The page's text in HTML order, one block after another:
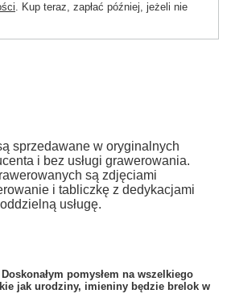
. Kup teraz, zapłać później, jeżeli nie
sprzedawane w oryginalnych
i bez usługi grawerowania.
są zdjęciami
i tabliczkę z dedykacjami
usługę.
Doskonałym pomysłem na wszelkiego
jak urodziny, imieniny będzie brelok w